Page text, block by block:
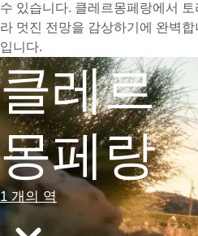
수 있습니다. 클레르몽페랑에서
라 멋진 전망을 감상하기에 완벽
입니다.
클레르
몽페랑
1 개의 역